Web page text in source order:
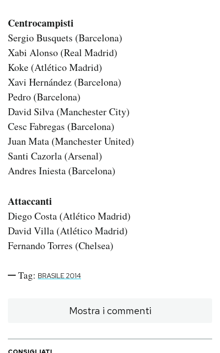
Centrocampisti
Sergio Busquets (Barcelona)
Xabi Alonso (Real Madrid)
Koke (Atlético Madrid)
Xavi Hernández (Barcelona)
Pedro (Barcelona)
David Silva (Manchester City)
Cesc Fabregas (Barcelona)
Juan Mata (Manchester United)
Santi Cazorla (Arsenal)
Andres Iniesta (Barcelona)
Attaccanti
Diego Costa (Atlético Madrid)
David Villa (Atlético Madrid)
Fernando Torres (Chelsea)
Tag: BRASILE 2014
Mostra i commenti